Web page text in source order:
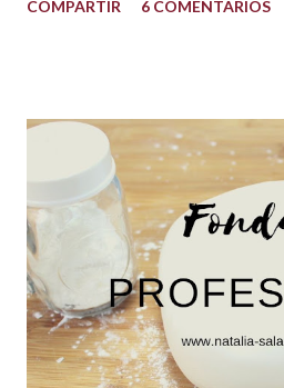
USOS: Siempre que
porque el producto estaba muy
porque la receta era básica como
de batido liviano como el
tortas y pasteles te quedarán
sabrosos. Los jarabes pueden ser
acuerdo a los ingredientes que
una...
COMPARTIR 6 COMENTARIOS